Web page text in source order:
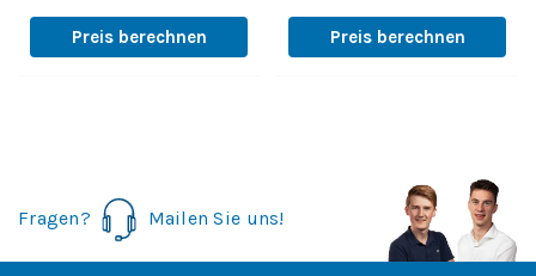
Preis berechnen Preis berechnen
Fragen? Mailen Sie uns!